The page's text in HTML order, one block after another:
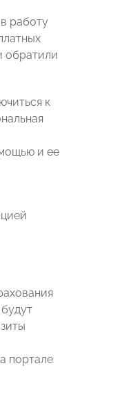
работу
обратили
к
и ее
портале